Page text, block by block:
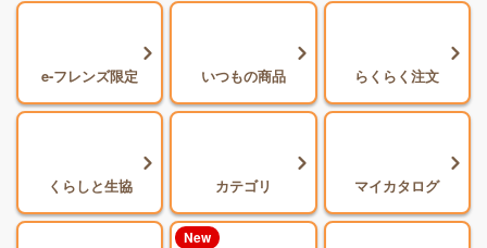
e-フレンズ限定 いつもの商品 らくらく注文
くらしと生協 カテゴリ マイカタログ
New